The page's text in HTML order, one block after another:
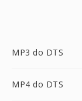
MP3 do DTS
MP4 do DTS